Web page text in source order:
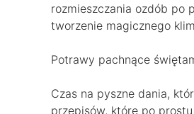
rozmieszczania ozdób po
tworzenie magicznego
Potrawy pachnące
Czas na pyszne dania,
przepisów, które po